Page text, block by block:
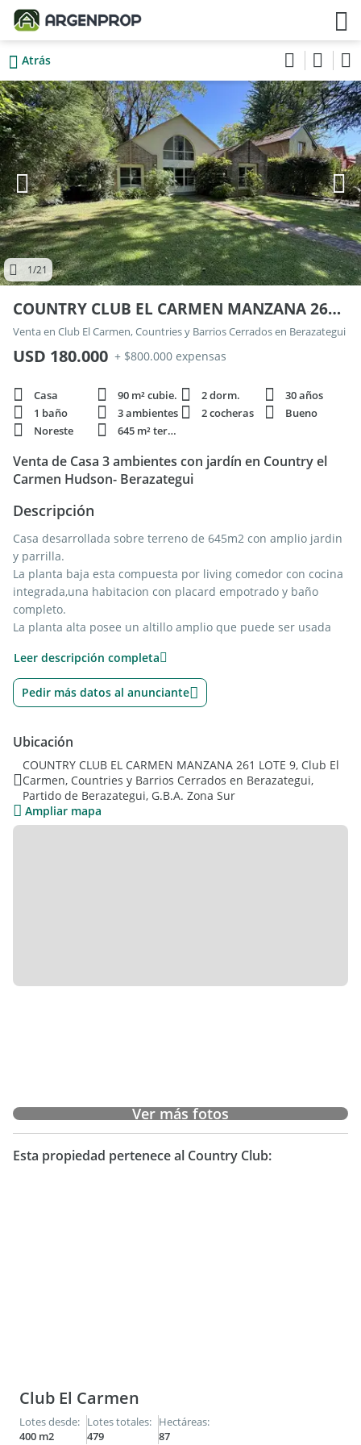
Atrás
1/21
COUNTRY CLUB EL CARMEN MANZANA 261 LOTE 9
Venta en Club El Carmen, Countries y Barrios Cerrados en Berazategui
USD 180.000 + $800.000 expensas
Casa 90 m² cubie. 2 dorm.
30 años
1 baño
3 ambientes 2 cocheras
Bueno
Noreste
645 m² terren.
Venta de Casa 3 ambientes con jardín en Country el
Carmen Hudson- Berazategui
Descripción
Casa desarrollada sobre terreno de 645m2 con amplio jardin
y parrilla.
La planta baja esta compuesta por living comedor con cocina
integrada,una habitacion con placard empotrado y baño
completo.
La planta alta posee un altillo amplio que puede ser usada
Las superficies indicadas son a mero título informativo. No
reflejan necesariamente con precisión la realidad de hecho
correspondientes
Leer descripción completa
Pedir más datos al anunciante
Ubicación
COUNTRY CLUB EL CARMEN MANZANA 261 LOTE 9, Club El
Carmen, Countries y Barrios Cerrados en Berazategui,
Partido de Berazategui, G.B.A. Zona Sur
Ampliar mapa
Ver más fotos
Esta propiedad pertenece al Country Club:
Club El Carmen
Lotes desde:
400 m2
Lotes totales:
479
Hectáreas:
87